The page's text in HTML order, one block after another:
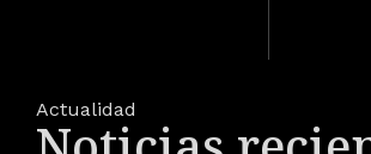
Actualidad